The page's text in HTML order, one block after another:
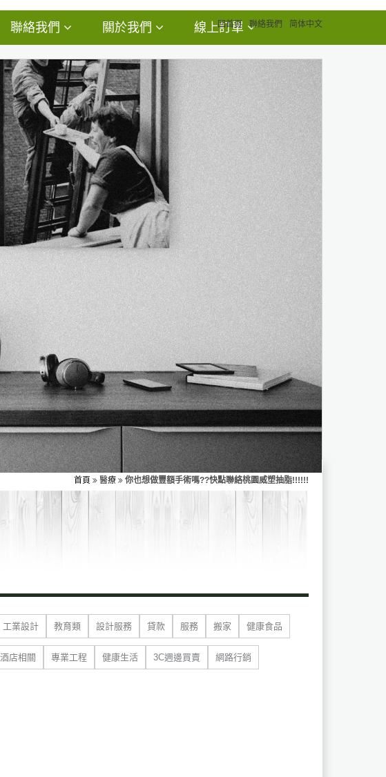
回首頁 聯絡我們 简体中文
聯絡我們 關於我們 線上訂單
首頁 醫療 你也想做豐額手術嗎??快點聯絡桃園威塑抽脂!!!!!!
工業設計 教育類 設計服務 貸款 服務 搬家 健康食品
酒店相關 專業工程 健康生活 3C週邊買賣 網路行銷